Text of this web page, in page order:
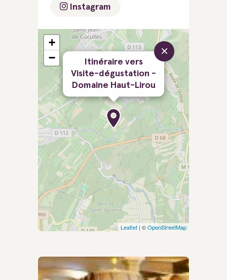
Instagram
Itinéraire vers
Visite-dégustation -
Domaine Haut-Lirou
×
+
−
Leaflet | ©OpenStreetMap